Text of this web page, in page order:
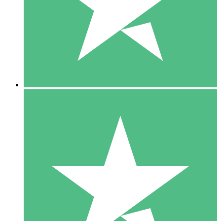
1000
10 Downloads
20 00